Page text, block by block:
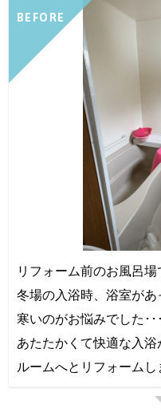
BEFORE
リフォーム前のお風呂場
冬場の入浴時、浴室が
寒いのがお悩みでした･･･
あたたかくて快適な入
ルームへとリフォームし